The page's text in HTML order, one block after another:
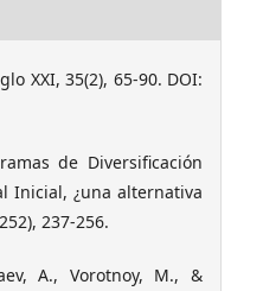
XXI, 35(2), 65-90. DOI:
de Diversificación
Inicial, ¿una alternativa
237-256.
A., Vorotnoy, M., &